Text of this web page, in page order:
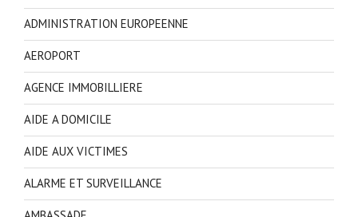
ADMINISTRATION EUROPEENNE
AEROPORT
AGENCE IMMOBILLIERE
AIDE A DOMICILE
AIDE AUX VICTIMES
ALARME ET SURVEILLANCE